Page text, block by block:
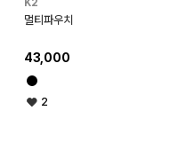
멀티파우치
43,000
2